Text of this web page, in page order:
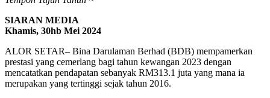
SIARAN MEDIA
Khamis, 30hb Mei 2024
ALOR SETAR– Bina Darulaman Berhad (BDB) mempamerkan
prestasi yang cemerlang bagi tahun kewangan 2023 dengan
mencatatkan pendapatan sebanyak RM313.1 juta yang mana ia
merupakan yang tertinggi sejak tahun 2016.